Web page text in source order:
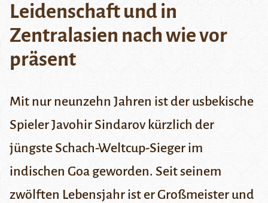
Leidenschaft und in
Zentralasien nach wie vor
präsent
Mit nur neunzehn Jahren ist der usbekische
Spieler Javohir Sindarov kürzlich der
jüngste Schach-Weltcup-Sieger im
indischen Goa geworden. Seit seinem
zwölften Lebensjahr ist er Großmeister und